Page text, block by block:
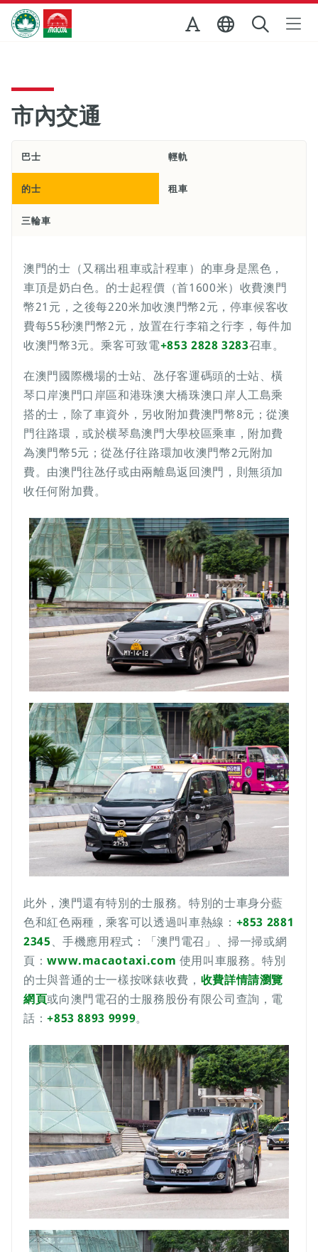
跳至主内容
澳門特別行政區政府旅遊局
市內交通
巴士 輕軌
的士 租車
三輪車
澳門的士（又稱出租車或計程車）的車身是黑色，
車頂是奶白色。的士起程價（首1600米）收費澳門
幣21元，之後每220米加收澳門幣2元，停車候客收
費每55秒澳門幣2元，放置在行李箱之行李，每件加
收澳門幣3元。乘客可致電+853 2828 3283召車。
在澳門國際機場的士站、氹仔客運碼頭的士站、橫
琴口岸澳門口岸區和港珠澳大橋珠澳口岸人工島乘
搭的士，除了車資外，另收附加費澳門幣8元；從澳
門往路環，或於横琴島澳門大學校區乘車，附加費
為澳門幣5元；從氹仔往路環加收澳門幣2元附加
費。由澳門往氹仔或由兩離島返回澳門，則無須加
收任何附加費。
此外，澳門還有特別的士服務。特別的士車身分藍
色和紅色兩種，乘客可以透過叫車熱線： +853 2881
2345、手機應用程式：「澳門電召」、掃一掃或網
頁：www.macaotaxi.com 使用叫車服務。特別
的士與普通的士一樣按咪錶收費， 收費詳情請瀏覽
網頁或向澳門電召的士服務股份有限公司查詢，電
話：+853 8893 9999。